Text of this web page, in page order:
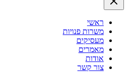
ראשי
משרות פנויות
מעסיקים
מאמרים
אודות
צור קשר